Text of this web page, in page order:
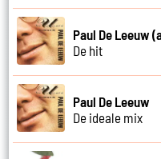
Paul De Leeuw
De hit
Paul De Leeuw
De ideale mix